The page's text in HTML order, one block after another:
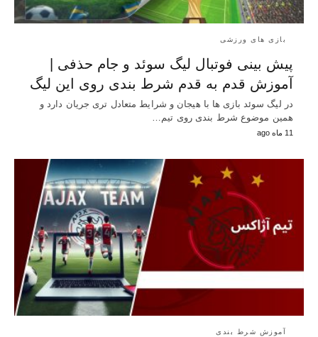
بازی های ورزشی
پیش بینی فوتبال لیگ سوئد و جام حذفی |
آموزش قدم به قدم شرط بندی روی این لیگ
در لیگ سوئد بازی ها با هیجان و شرایط متعادل تری جریان دارد و
همین موضوع شرط بندی روی تیم…
11 ماه ago
آموزش شرط بندی